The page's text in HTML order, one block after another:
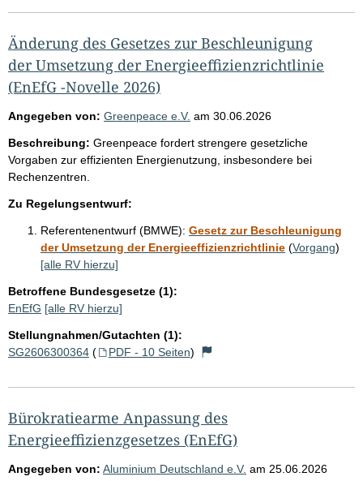
Änderung des Gesetzes zur Beschleunigung
der Umsetzung der Energieeffizienzrichtlinie
(EnEfG -Novelle 2026)
Angegeben von: Greenpeace e.V. am 30.06.2026
Beschreibung: Greenpeace fordert strengere gesetzliche
Vorgaben zur effizienten Energienutzung, insbesondere bei
Rechenzentren.
Zu Regelungsentwurf:
Referentenentwurf (BMWE): Gesetz zur Beschleunigung
der Umsetzung der Energieeffizienzrichtlinie (Vorgang)
[alle RV hierzu]
Betroffene Bundesgesetze (1):
EnEfG [alle RV hierzu]
Stellungnahmen/Gutachten (1):
SG2606300364 ( PDF - 10 Seiten)
Bürokratiearme Anpassung des
Energieeffizienzgesetzes (EnEfG)
Angegeben von: Aluminium Deutschland e.V. am 25.06.2026